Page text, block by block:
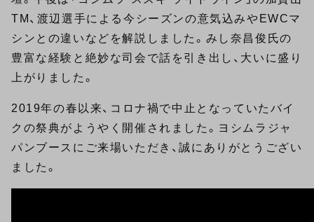
TM、渡辺選手による今シーズンの意気込みやEWCマ
シンとの違いなどを解説しました。みし奈昌俊氏の
豊富な経験と絶妙な司会で話を引き出し、大いに盛り
上がりました。
2019年の春以来、コロナ禍で中止となっていたバイ
クの祭典がようやく開催されました。ヨシムラジャ
パンブースにご来場いただき、誠にありがとうござい
ました。